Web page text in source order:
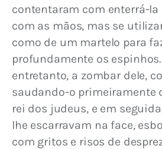
contentaram com enterrá-
com as mãos, mas se
como de um martelo para
profundamente os
entretanto, a zombar dele,
saudando-o primeiramente
rei dos judeus, e em
lhe escarravam na face,
com gritos e risos de